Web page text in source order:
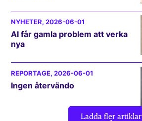
NYHETER, 2026-06-01
AI får gamla problem att verka
nya
REPORTAGE, 2026-06-01
Ingen återvändo
Ladda fler artiklar